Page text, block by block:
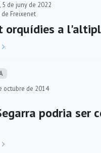
de juny de 2022
de Freixenet
orquídies a
octubre de 2014
podria ser